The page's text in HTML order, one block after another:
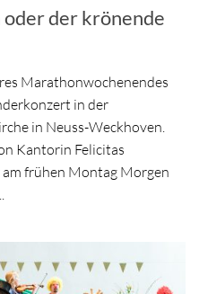
der krönende
Marathonwochenendes
in der
in Neuss-Weckhoven.
Kantorin Felicitas
frühen Montag Morgen